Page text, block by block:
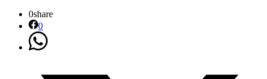
0share
0